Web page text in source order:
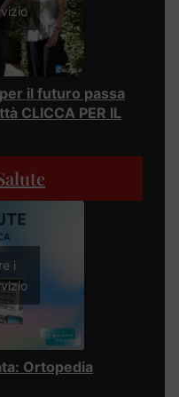
il futuro passa
CLICCA PER IL
i
Ortopedia